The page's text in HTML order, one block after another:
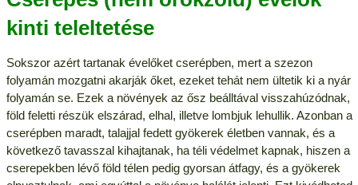
kinti teleltetése
Sokszor azért tartanak évelőket cserépben, mert a szezon
folyamán mozgatni akarják őket, ezeket tehát nem ültetik ki a nyár
folyamán se. Ezek a növények az ősz beálltával visszahúzódnak,
föld feletti részük elszárad, elhal, illetve lombjuk lehullik. Azonban a
cserépben maradt, talajjal fedett gyökerek életben vannak, és a
következő tavasszal kihajtanak, ha téli védelmet kapnak, hiszen a
cserepekben lévő föld télen pedig gyorsan átfagy, és a gyökerek